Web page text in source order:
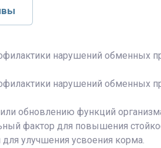
нарушений обменных
нарушений обменных
обновлению функций
фактор для повышения
для улучшения усвоения корма.